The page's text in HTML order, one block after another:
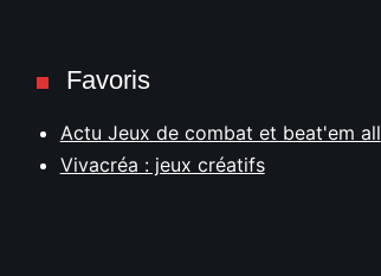
Favoris
Actu Jeux de combat et beat'em all
Vivacréa : jeux créatifs